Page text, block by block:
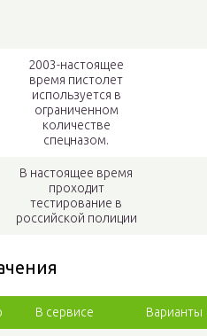
2003-настоящее
время пистолет
используется в
ограниченном
количестве
спецназом.
В настоящее время
проходит
тестирование в
российской полиции
В сервисе Варианты